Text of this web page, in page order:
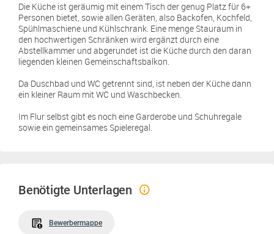
Die Küche ist geräumig mit einem Tisch der genug Platz für 6+
Personen bietet, sowie allen Geräten, also Backofen, Kochfeld,
Spühlmaschiene und Kühlschrank. Eine menge Stauraum in
den hochwertigen Schränken wird ergänzt durch eine
Abstellkammer und abgerundet ist die Küche durch den daran
liegenden kleinen Gemeinschaftsbalkon.
Da Duschbad und WC getrennt sind, ist neben der Küche dann
ein kleiner Raum mit WC und Waschbecken.
Im Flur selbst gibt es noch eine Garderobe und Schuhregale
sowie ein gemeinsames Spieleregal.
Benötigte Unterlagen
Bewerbermappe